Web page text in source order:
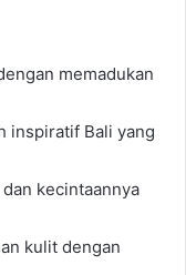
memadukan
inspiratif Bali yang
kecintaannya
kulit dengan